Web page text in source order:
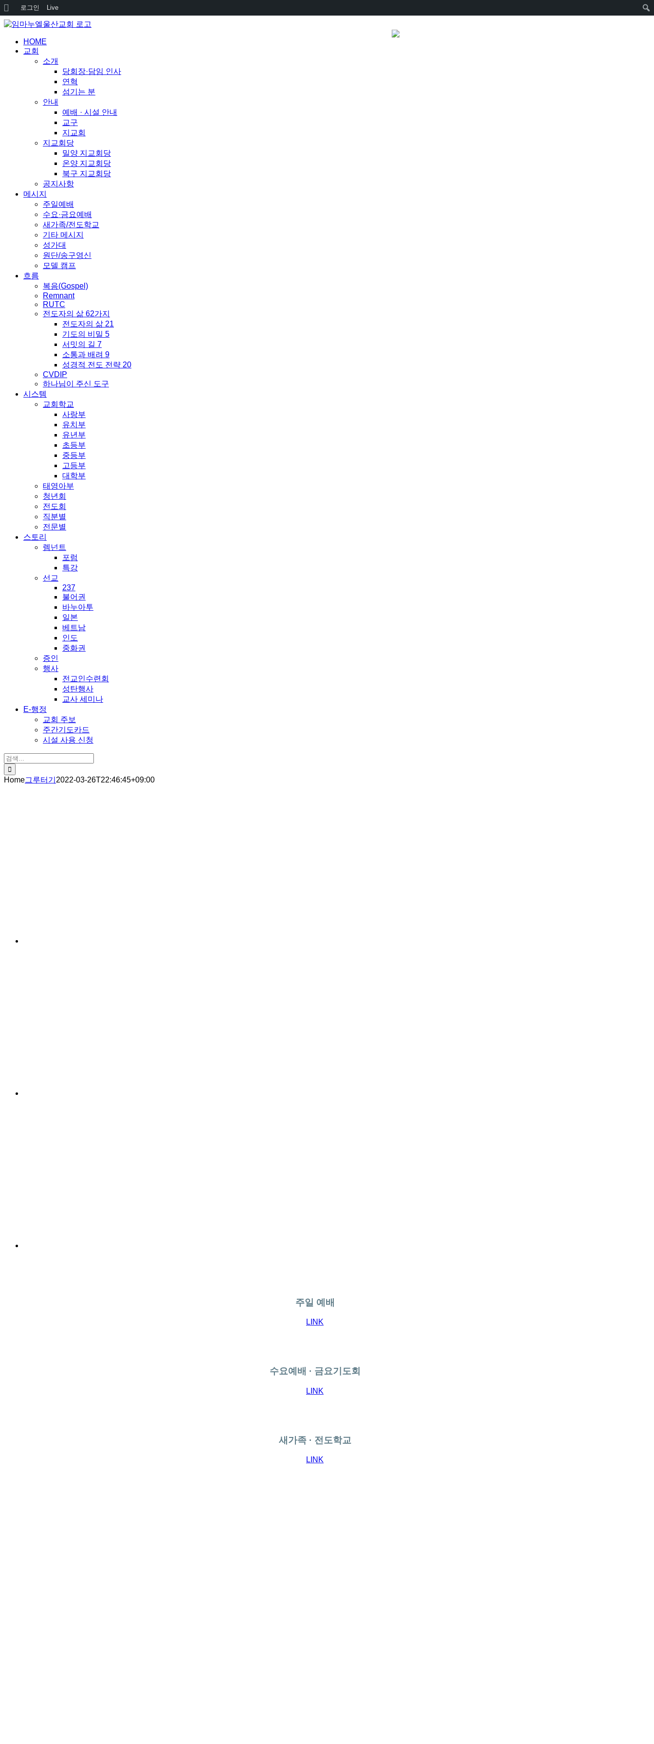
드
레
로그인 Live
콘
HOME
교회
소개
당회장·담임 인사
연혁
섬기는 분
안내
예배 · 시설 안내
교구
지교회
지교회당
밀양 지교회당
온양 지교회당
북구 지교회당
공지사항
메시지
주일예배
수요·금요예배
새가족/전도학교
기타 메시지
성가대
원단/송구영신
모델 캠프
흐름
복음(Gospel)
Remnant
RUTC
전도자의 삶 62가지
전도자의 삶 21
기도의 비밀 5
서밋의 길 7
소통과 배려 9
성경적 전도 전략 20
CVDIP
하나님이 주신 도구
시스템
교회학교
사랑부
유치부
유년부
초등부
중등부
고등부
대학부
태영아부
청년회
전도회
직분별
전문별
스토리
렘넌트
포럼
특강
선교
237
불어권
바누아투
일본
베트남
인도
중화권
증인
행사
전교인수련회
성탄행사
교사 세미나
E-행정
교회 주보
주간기도카드
시설 사용 신청
검
색:
Home그루터기 2022-03-26T22:46:45+09:00
주일 예배
LINK
수요예배 · 금요기도회
LINK
새가족 · 전도학교
LINK